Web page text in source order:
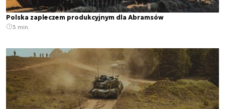
Polska zapleczem produkcyjnym dla Abramsów
3 min.